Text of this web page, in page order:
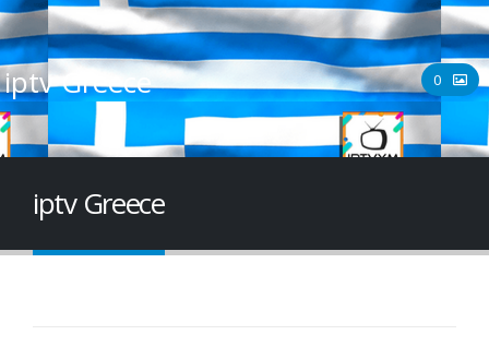
iptv Greece 0
iptv Greece